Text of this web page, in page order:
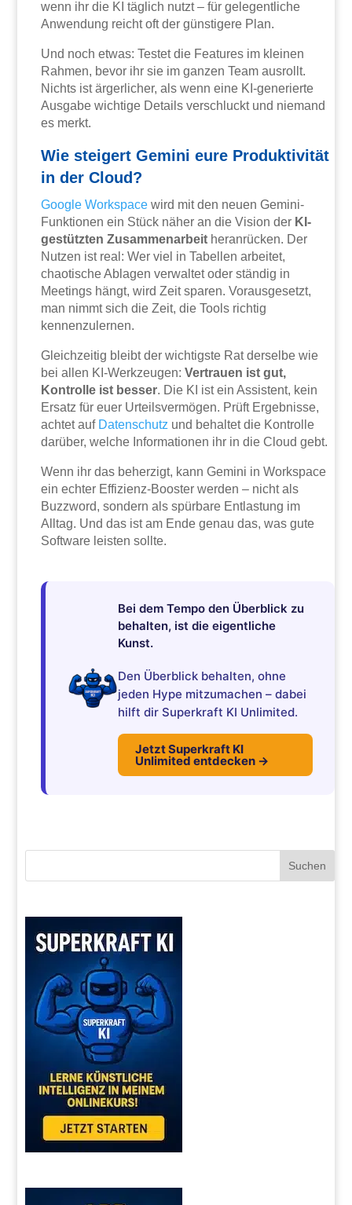
wenn ihr die KI täglich nutzt – für gelegentliche
Anwendung reicht oft der günstigere Plan.
Und noch etwas: Testet die Features im kleinen
Rahmen, bevor ihr sie im ganzen Team ausrollt.
Nichts ist ärgerlicher, als wenn eine KI-generierte
Ausgabe wichtige Details verschluckt und niemand
es merkt.
Wie steigert Gemini eure Produktivität
in der Cloud?
Google Workspace wird mit den neuen Gemini-
Funktionen ein Stück näher an die Vision der KI-
gestützten Zusammenarbeit heranrücken. Der
Nutzen ist real: Wer viel in Tabellen arbeitet,
chaotische Ablagen verwaltet oder ständig in
Meetings hängt, wird Zeit sparen. Vorausgesetzt,
man nimmt sich die Zeit, die Tools richtig
kennenzulernen.
Gleichzeitig bleibt der wichtigste Rat derselbe wie
bei allen KI-Werkzeugen:Vertrauen ist gut,
Kontrolle ist besser. Die KI ist ein Assistent, kein
Ersatz für euer Urteilsvermögen. Prüft Ergebnisse,
achtet auf Datenschutz und behaltet die Kontrolle
darüber, welche Informationen ihr in die Cloud gebt.
Wenn ihr das beherzigt, kann Gemini in Workspace
ein echter Effizienz-Booster werden – nicht als
Buzzword, sondern als spürbare Entlastung im
Alltag. Und das ist am Ende genau das, was gute
Software leisten sollte.
Bei dem Tempo den Überblick zu
behalten, ist die eigentliche
Kunst.
Den Überblick behalten, ohne
jeden Hype mitzumachen – dabei
hilft dir Superkraft KI Unlimited.
Jetzt Superkraft KI
Unlimited entdecken →